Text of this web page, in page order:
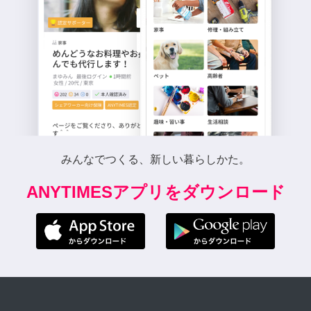
みんなでつくる、新しい暮らしかた。
ANYTIMESアプリをダウンロード